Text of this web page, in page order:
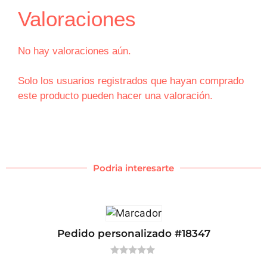
Valoraciones
No hay valoraciones aún.
Solo los usuarios registrados que hayan comprado
este producto pueden hacer una valoración.
Podria interesarte
Pedido personalizado #18347